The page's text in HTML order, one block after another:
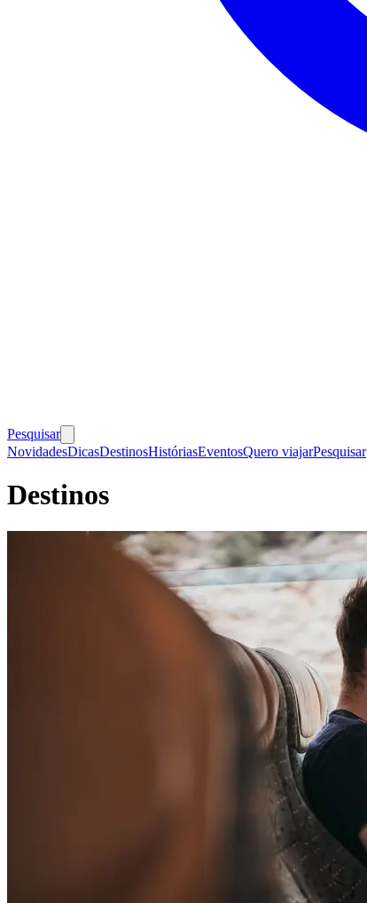
Pesquisar
NovidadesDicasDestinosHistóriasEventosQuero viajarPesquisar
Destinos